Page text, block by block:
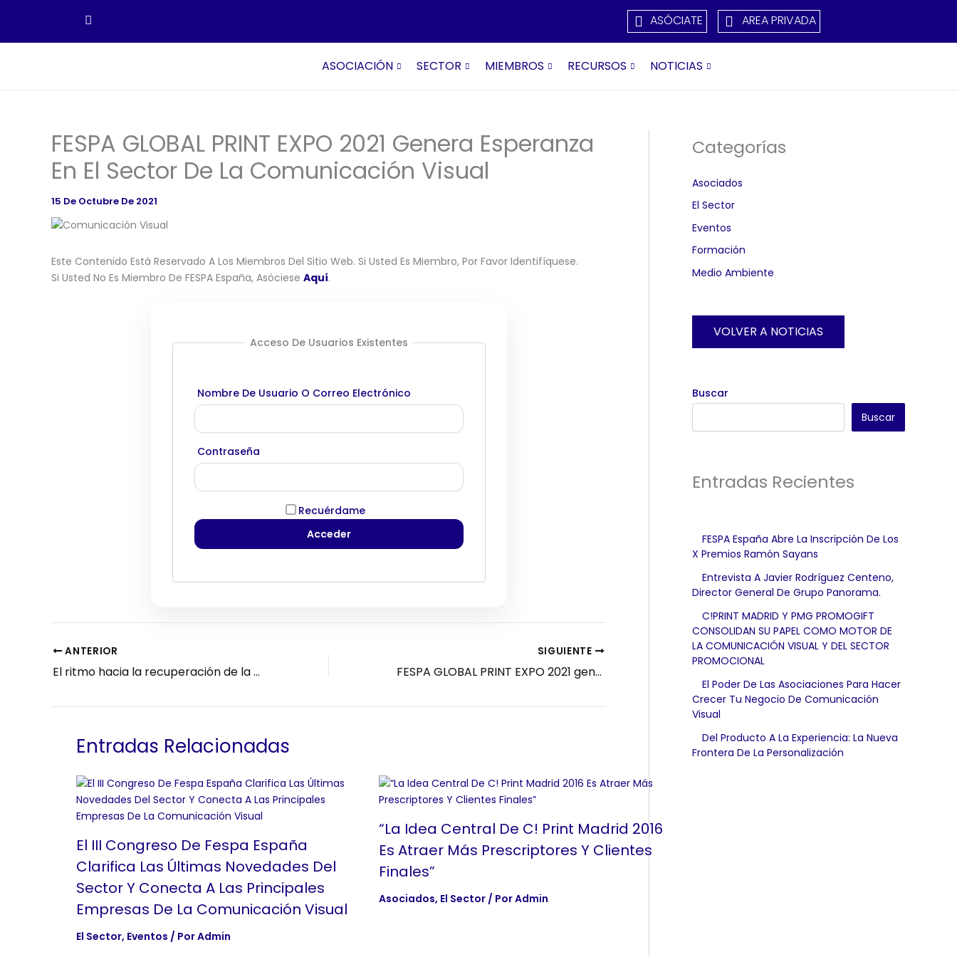
Contenido
ASÓCIATE AREA PRIVADA
ASOCIACIÓN SECTOR MIEMBROS RECURSOS NOTICIAS
FESPA GLOBAL PRINT EXPO 2021 Genera Esperanza
En El Sector De La Comunicación Visual
15 De Octubre De 2021
Este Contenido Está Reservado A Los Miembros Del Sitio Web. Si Usted Es Miembro, Por Favor Identifíquese.
Si Usted No Es Miembro De FESPA España, Asóciese Aquí.
Acceso De Usuarios Existentes
Nombre De Usuario O Correo Electrónico
Contraseña
Recuérdame
ANTERIOR
El ritmo hacia la recuperación de la cadena de valor de la comunicación visual
SIGUIENTE
FESPA GLOBAL PRINT EXPO 2021 genera esperanza en el sector de la comunicación visual
Entradas Relacionadas
El III Congreso De Fespa España
Clarifica Las Últimas Novedades Del
Sector Y Conecta A Las Principales
Empresas De La Comunicación Visual
El Sector, Eventos / PorAdmin
“La Idea Central De C! Print Madrid 2016
Es Atraer Más Prescriptores Y Clientes
Finales”
Asociados, El Sector / PorAdmin
Categorías
Asociados
El Sector
Eventos
Formación
Medio Ambiente
VOLVER A NOTICIAS
Buscar
Buscar
Entradas Recientes
FESPA España Abre La Inscripción De Los
X Premios Ramón Sayans
Entrevista A Javier Rodríguez Centeno,
Director General De Grupo Panorama.
C!PRINT MADRID Y PMG PROMOGIFT
CONSOLIDAN SU PAPEL COMO MOTOR DE
LA COMUNICACIÓN VISUAL Y DEL SECTOR
PROMOCIONAL
El Poder De Las Asociaciones Para Hacer
Crecer Tu Negocio De Comunicación
Visual
Del Producto A La Experiencia: La Nueva
Frontera De La Personalización